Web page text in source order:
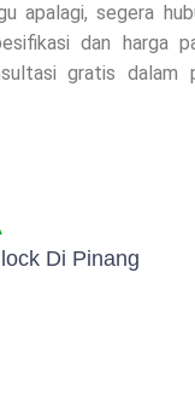
apalagi, segera
dan harga
gratis dalam
Di Pinang